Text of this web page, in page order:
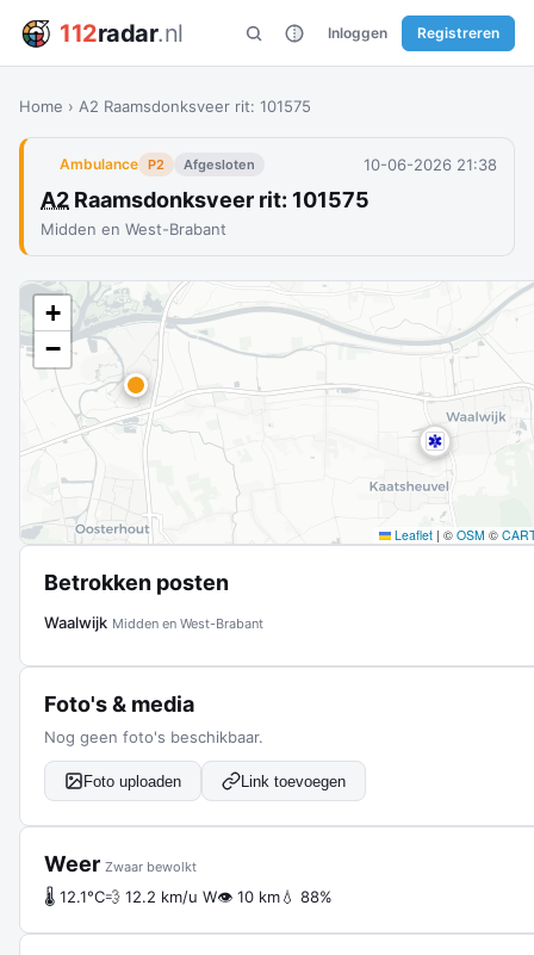
112radar.nl Inloggen Registreren
Home › A2 Raamsdonksveer rit: 101575
Ambulance P2 Afgesloten 10-06-2026 21:38
A2 Raamsdonksveer rit: 101575
Midden en West-Brabant
+
−
Leaflet | © OSM ©
Betrokken posten
Waalwijk Midden en West-Brabant
Foto's & media
Nog geen foto's beschikbaar.
Foto uploaden Link toevoegen
Weer Zwaar bewolkt
🌡 12.1°C💨 12.2 km/u W👁 10 km💧 88%